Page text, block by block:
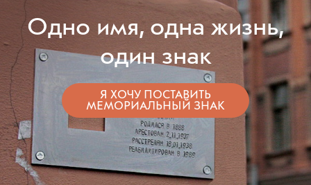
Одно имя, одна жизнь,
один знак
Я ХОЧУ ПОСТАВИТЬ
МЕМОРИАЛЬНЫЙ ЗНАК